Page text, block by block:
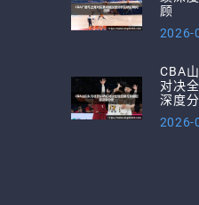
顾
2026-
CBA
对决
深度
2026-